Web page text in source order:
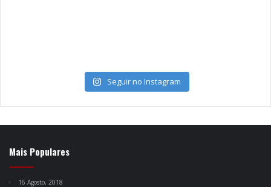
Seguir no Instagram
Mais Populares
16 Agosto, 2018